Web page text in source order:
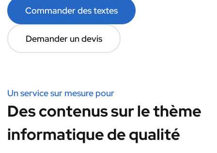
Commander des textes
Demander un devis
Un service sur mesure pour
Des contenus sur le thème
informatique de qualité